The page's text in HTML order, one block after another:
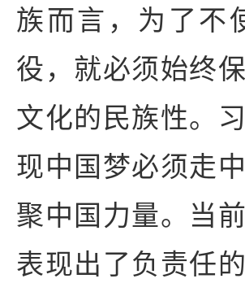
族而言，为了不
役，就必须始终
文化的民族性。
现中国梦必须走
聚中国力量。当
表现出了负责任